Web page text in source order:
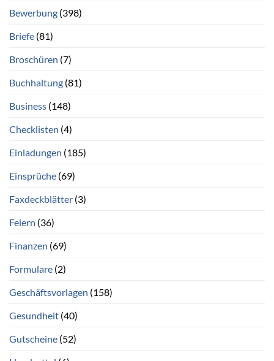
Bewerbung (398)
Briefe (81)
Broschüren (7)
Buchhaltung (81)
Business (148)
Checklisten (4)
Einladungen (185)
Einsprüche (69)
Faxdeckblätter (3)
Feiern (36)
Finanzen (69)
Formulare (2)
Geschäftsvorlagen (158)
Gesundheit (40)
Gutscheine (52)